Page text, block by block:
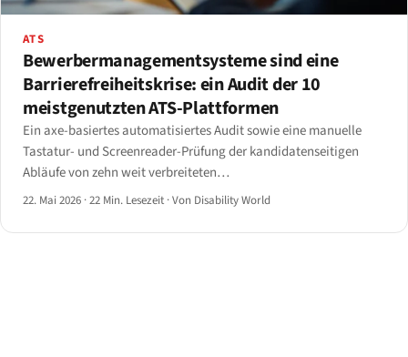
ATS
Bewerbermanagementsysteme sind eine
Barrierefreiheitskrise: ein Audit der 10
meistgenutzten ATS-Plattformen
Ein axe-basiertes automatisiertes Audit sowie eine manuelle
Tastatur- und Screenreader-Prüfung der kandidatenseitigen
Abläufe von zehn weit verbreiteten
Bewerbermanagementsystemen — Workday, SAP
BambooHR, Workable, JazzHR und SmartRecruiters.
22. Mai 2026 ·22 Min. Lesezeit ·Von Disability World